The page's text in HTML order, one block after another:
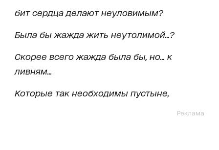
бит сердца делают неуловимым?
Была бы жажда жить неутолимой...?
Скорее всего жажда была бы, но... к
ливням...
Которые так необходимы пустыне,
Реклама